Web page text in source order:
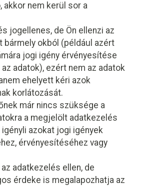
akkor nem kerül sor a
jogellenes, de Ön ellenzi az
bármely okból (például azért
jogi igény érvényesítése
adatok), ezért nem az adatok
ehelyett kéri azok
korlátozását.
már nincs szüksége a
a megjelölt adatkezelés
igényli azokat jogi igények
érvényesítéséhez vagy
adatkezelés ellen, de
érdeke is megalapozhatja az